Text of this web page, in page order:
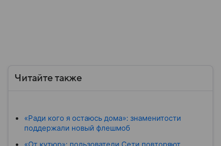
Читайте также
«Ради кого я остаюсь дома»: знаменитости
поддержали новый флешмоб